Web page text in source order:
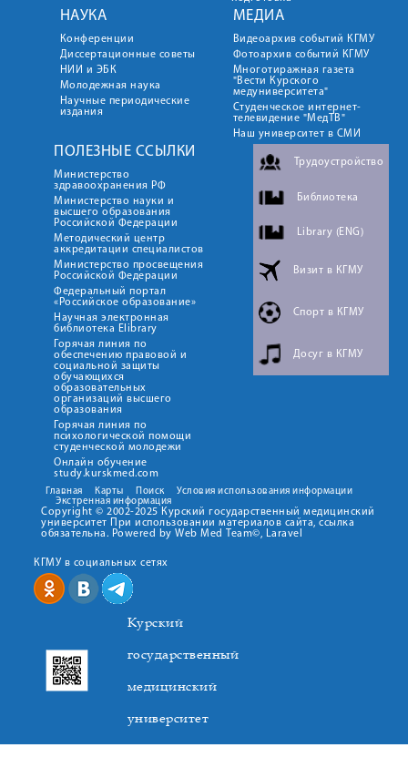
НАУКА
Конференции
Диссертационные советы
НИИ и ЭБК
Молодежная наука
Научные периодические
издания
МЕДИА
Видеоархив событий КГМУ
Фотоархив событий КГМУ
Многотиражная газета
"Вести Курского
медуниверситета"
Студенческое интернет-
телевидение "МедТВ"
Наш университет в СМИ
ПОЛЕЗНЫЕ ССЫЛКИ
Министерство
здравоохранения РФ
Министерство науки и
высшего образования
Российской Федерации
Методический центр
аккредитации специалистов
Министерство просвещения
Российской Федерации
Федеральный портал
«Российское образование»
Научная электронная
библиотека Elibrary
Горячая линия по
обеспечению правовой и
социальной защиты
обучающихся
образовательных
организаций высшего
образования
Горячая линия по
психологической помощи
студенческой молодежи
Онлайн обучение
study.kurskmed.com
Трудоустройство
Библиотека
Library (ENG)
Визит в КГМУ
Спорт в КГМУ
Досуг в КГМУ
Главная Карты Поиск
Условия использования информации
Экстренная информация
Copyright © 2002-2025 Курский государственный медицинский
университет При использовании материалов сайта, ссылка
обязательна. Powered by Web Med Team©, Laravel
КГМУ в социальных сетях
Курский
государственный
медицинский
университет